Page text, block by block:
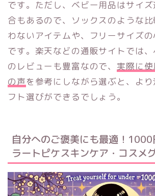
です。ただし、ベビー用品はサイ
合もあるので、ソックスのような
わないアイテムや、フリーサイズ
です。楽天などの通販サイトでは
のレビューも豊富なので、 実際に
の声を参考にしながら選ぶと、よ
フト選びができるでしょう。
自分へのご褒美にも最適！1000
ラートピケスキンケア・コスメ